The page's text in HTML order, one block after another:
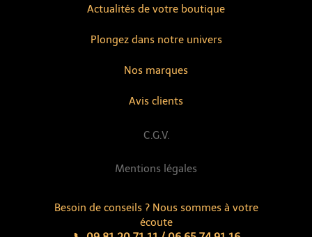
Actualités de votre boutique
Avis clients
Nos marques
Besoin de conseils ? Nous sommes à votre
écoute
Plongez dans notre univers
Mentions légales
C.G.V.